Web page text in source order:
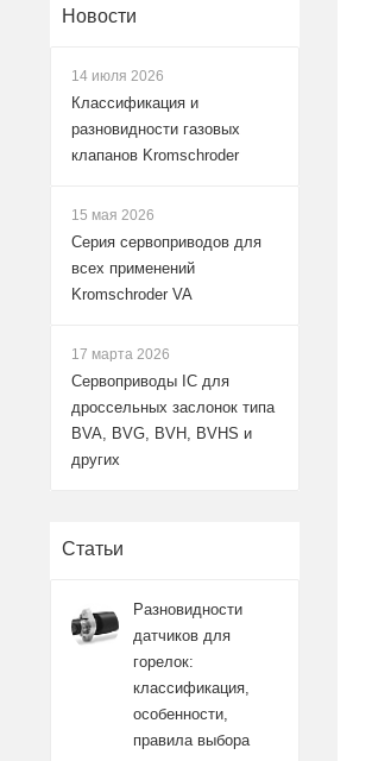
Новости
14 июля 2026
Классификация и
разновидности газовых
клапанов Kromschroder
15 мая 2026
Серия сервоприводов для
всех применений
Kromschroder VA
17 марта 2026
Сервоприводы IC для
дроссельных заслонок типа
BVA, BVG, BVH, BVHS и
других
Статьи
Разновидности
датчиков для
горелок:
классификация,
особенности,
правила выбора